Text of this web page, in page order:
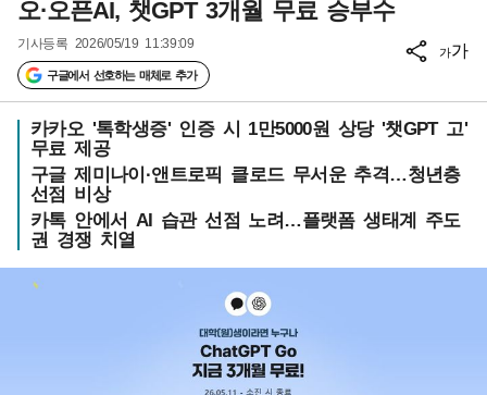
오·오픈AI, 챗GPT 3개월 무료 승부수
기사등록 2026/05/19 11:39:09
구글에서 선호하는 매체로 추가
가가
카카오 '톡학생증' 인증 시 1만5000원 상당 '챗GPT 고'
무료 제공
구글 제미나이·앤트로픽 클로드 무서운 추격…청년층
선점 비상
카톡 안에서 AI 습관 선점 노려…플랫폼 생태계 주도
권 경쟁 치열